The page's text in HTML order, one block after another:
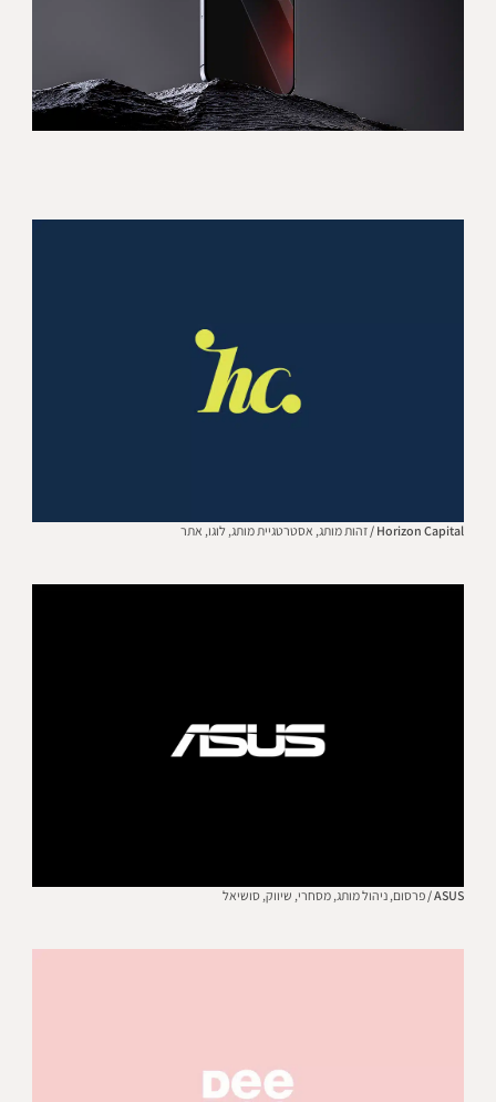
Horizon Capital / זהות מותג, אסטרטגיית מותג, לוגו, אתר
ASUS / פרסום, ניהול מותג, מסחרי, שיווק, סושיאל